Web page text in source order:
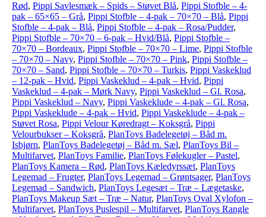
Rød, Pippi Savlesmæk – Spids – Støvet Blå, Pippi Stofble – 4-
pak – 65×65 – Grå, Pippi Stofble – 4-pak – 70×70 – Blå, Pippi
Stofble – 4-pak – Blå, Pippi Stofble – 4-pak – Rosa/Pudder,
Pippi Stofble – 70×70 – 6-pak – Hvid/Blå, Pippi Stofble –
70×70 – Bordeaux, Pippi Stofble – 70×70 – Lime, Pippi Stofble
– 70×70 – Navy, Pippi Stofble – 70×70 – Pink, Pippi Stofble –
70×70 – Sand, Pippi Stofble – 70×70 – Turkis, Pippi Vaskeklud
– 12-pak – Hvid, Pippi Vaskeklud – 4-pak – Hvid, Pippi
Vaskeklud – 4-pak – Mørk Navy, Pippi Vaskeklud – Gl. Rosa,
Pippi Vaskeklud – Navy, Pippi Vaskeklude – 4-pak – Gl. Rosa,
Pippi Vaskeklude – 4-pak – Hvid, Pippi Vaskeklude – 4-pak –
Støvet Rosa, Pippi Velour Køredragt – Koksgrå, Pippi
Velourbukser – Koksgrå, PlanToys Badelegetøj – Båd m.
Isbjørn, PlanToys Badelegetøj – Båd m. Sæl, PlanToys Bil –
Multifarvet, PlanToys Familie, PlanToys Følekugler – Pastel,
PlanToys Kamera – Rød, PlanToys Kæledyrssæt, PlanToys
Legemad – Frugter, PlanToys Legemad – Grøntsager, PlanToys
Legemad – Sandwich, PlanToys Legesæt – Træ – Lægetaske,
PlanToys Makeup Sæt – Træ – Natur, PlanToys Oval Xylofon –
Multifarvet, PlanToys Puslespil – Multifarvet, PlanToys Rangle